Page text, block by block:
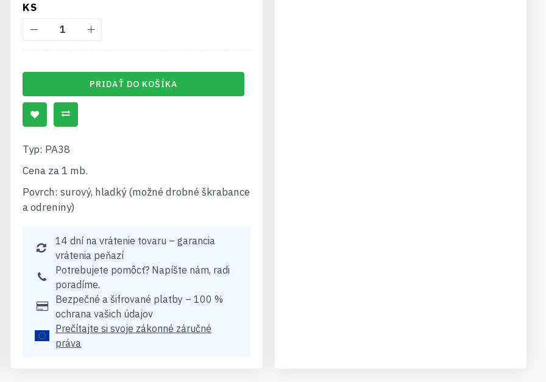
KS
PRIDAŤ DO KOŠÍKA
Typ: PA38
Cena za 1 mb.
Povrch: surový, hladký (možné drobné škrabance
a odreniny)
14 dní na vrátenie tovaru – garancia
vrátenia peňazí
Potrebujete pomôcť? Napíšte nám, radi
poradíme.
Bezpečné a šifrované platby – 100 %
ochrana vašich údajov
Prečítajte si svoje zákonné záručné
práva